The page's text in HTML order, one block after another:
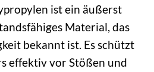
ist ein äußerst
Material, das
bekannt ist. Es schützt
effektiv vor Stößen und